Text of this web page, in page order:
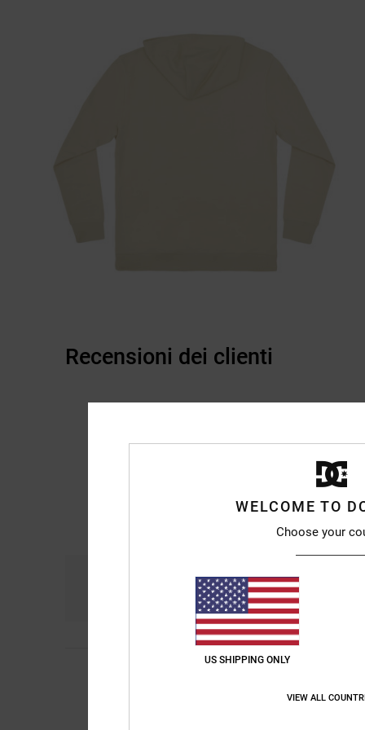
Recensioni dei clienti
Comfort
4.9
Mostra originale -
WELCOME TO
Choose your
US SHIPPING ONLY
VIEW ALL